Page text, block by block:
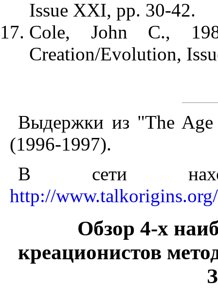
Issue XXI, pp. 30-42.
Cole, John C.,
Creation/Evolution,
Выдержки из "The
(1996-1997).
В сети
http://
Обзор 4-х
креационистов